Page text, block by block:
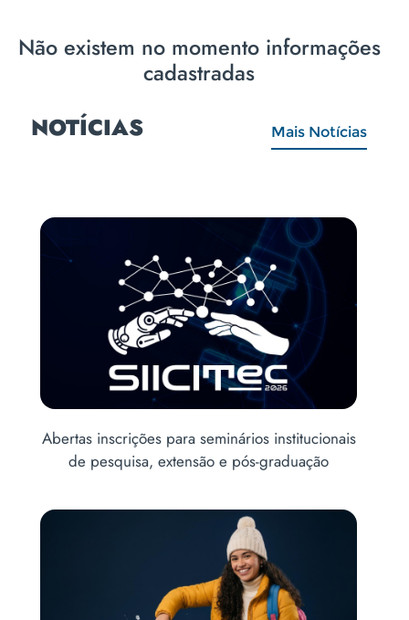
Não existem no momento informações
cadastradas
NOTÍCIAS Mais Notícias
Últimas vagas para o CONECTA URI